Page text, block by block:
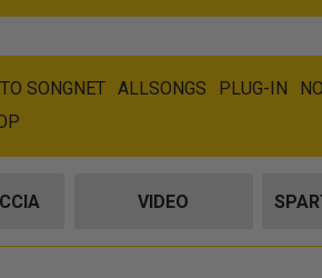
SONGNET ALLSONGS PLUG-IN
VIDEO